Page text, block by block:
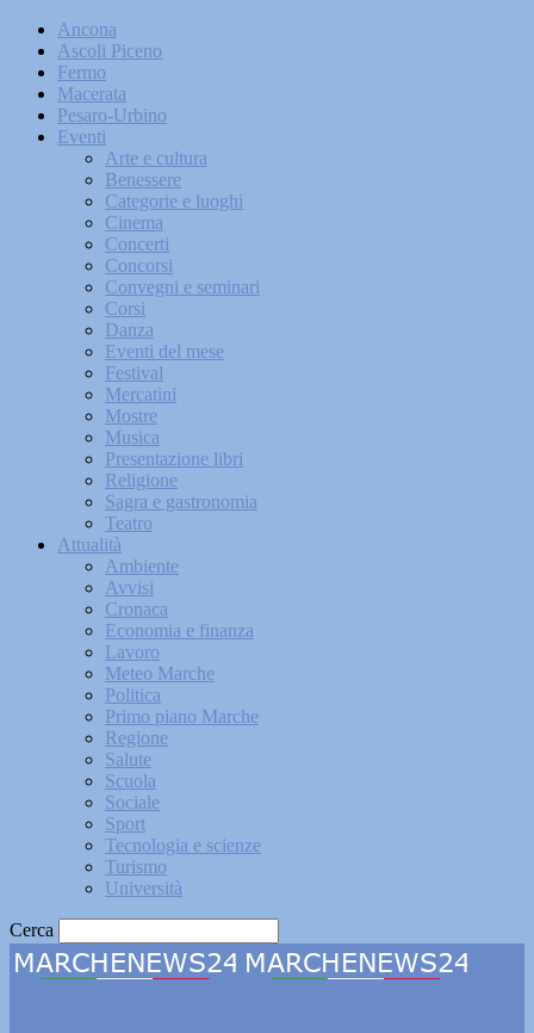
Ancona
Ascoli Piceno
Fermo
Macerata
Pesaro-Urbino
Eventi
Arte e cultura
Benessere
Categorie e luoghi
Cinema
Concerti
Concorsi
Convegni e seminari
Corsi
Danza
Eventi del mese
Festival
Mercatini
Mostre
Musica
Presentazione libri
Religione
Sagra e gastronomia
Teatro
Attualità
Ambiente
Avvisi
Cronaca
Economia e finanza
Lavoro
Meteo Marche
Politica
Primo piano Marche
Regione
Salute
Scuola
Sociale
Sport
Tecnologia e scienze
Turismo
Università
Cerca